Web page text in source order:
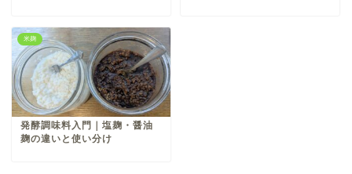
米麹
発酵調味料入門｜塩麹・醤油
麹の違いと使い分け